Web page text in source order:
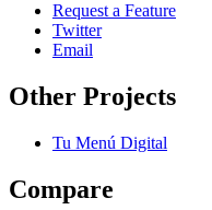
Request a Feature
Twitter
Email
Other Projects
Tu Menú Digital
Compare